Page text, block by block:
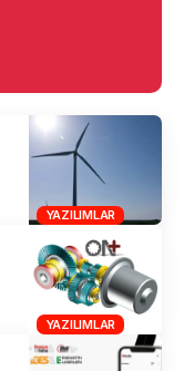
YAZILIMLAR
YAZILIMLAR